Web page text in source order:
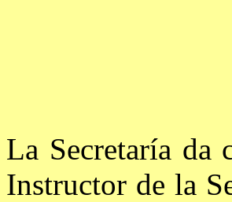
La Secretaría da
Instructor de la